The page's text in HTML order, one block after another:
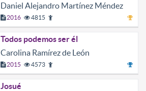
Daniel Alejandro Martínez Méndez
2016 4815
Todos podemos ser él
Carolina Ramírez de León
2015 4573
Josué